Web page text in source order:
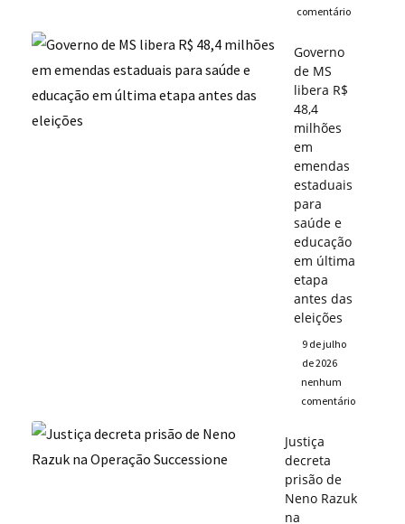
comentário
Governo
de MS
libera R$
48,4
milhões
em
emendas
estaduais
para
saúde e
educação
em última
etapa
antes das
eleições
9 de julho
de 2026
nenhum
comentário
Justiça
decreta
prisão de
Neno Razuk
na